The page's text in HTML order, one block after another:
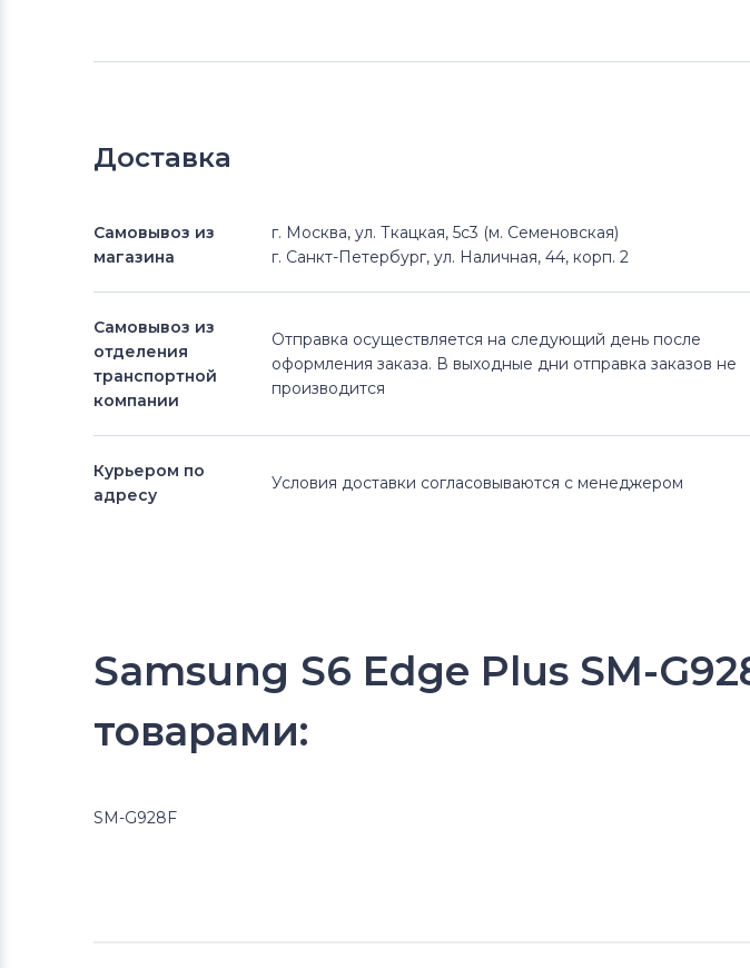
Доставка
Самовывоз из
магазина
г. Москва, ул. Ткацкая, 5с3 (м. Семеновская)
г. Санкт-Петербург, ул. Наличная, 44, корп. 2
Самовывоз из
отделения
транспортной
компании
Отправка осуществляется на следующий день после
оформления заказа. В выходные дни отправка заказов не
производится
Курьером по
адресу
Условия доставки согласовываются с менеджером
Samsung S6 Edge Plus SM-
товарами:
SM-G928F